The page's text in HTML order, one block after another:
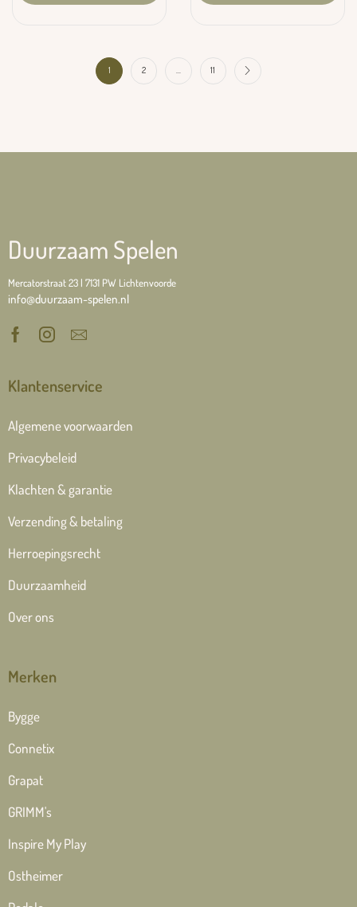
1 2 … 11
Duurzaam Spelen
Mercatorstraat 23 | 7131 PW Lichtenvoorde
info@duurzaam-spelen.nl
Klantenservice
Algemene voorwaarden
Privacybeleid
Klachten & garantie
Verzending & betaling
Herroepingsrecht
Duurzaamheid
Over ons
Merken
Bygge
Connetix
Grapat
GRIMM's
Inspire My Play
Ostheimer